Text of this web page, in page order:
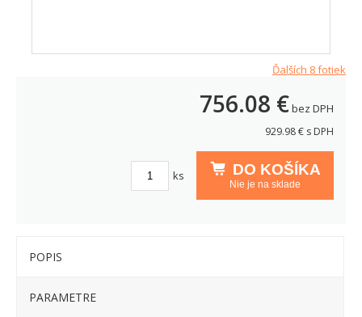
Ďalších 8 fotiek
756.08 €bez DPH
929.98€ s DPH
DO KOŠÍKA
Nie je na sklade
ks
POPIS
PARAMETRE